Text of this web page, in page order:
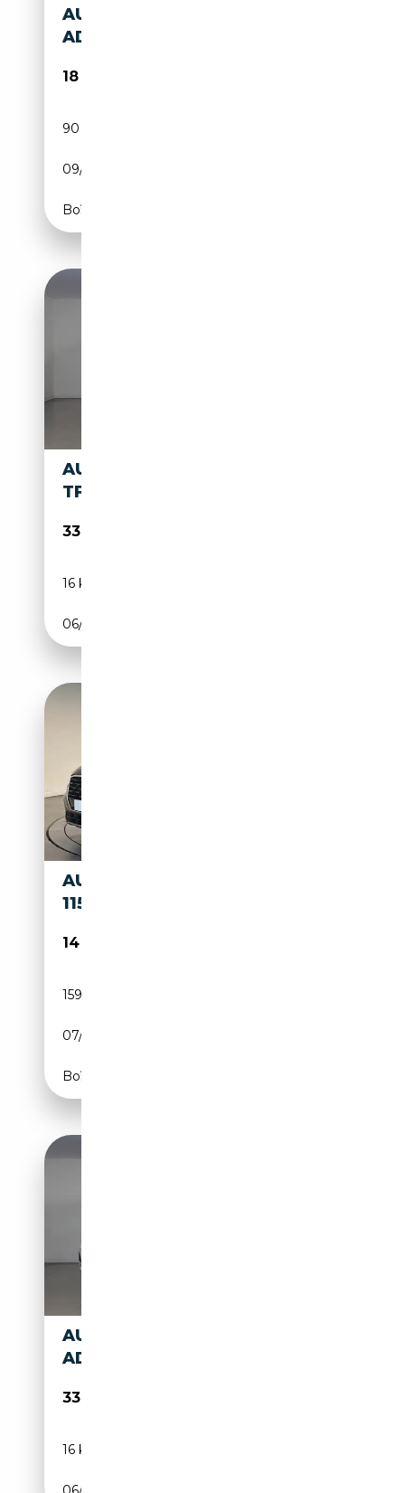
AUDI Q2 Q2 30 1.6 TDI
ADMIRED S-TRONIC
18 900€
90 000 km
09/2019
Boîte automatique
AUDI Q2 S LINE EDITION 35
TFSI S TRONIC
33 900€
16 km
06/2026
AUDI Q2 30 TDI S LINE
115
14 490€
159 000 km
07/2017
Boîte manuelle
AUDI Q2 BUSINESS
ADVANCED 35 TFSI S TRONIC
33 200€
16 km